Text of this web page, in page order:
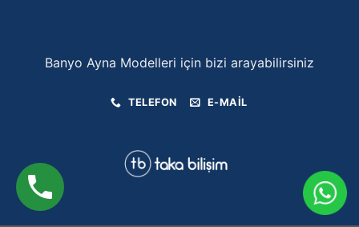
Banyo Ayna Modelleri için bizi arayabilirsiniz
TELEFON E-MAIL